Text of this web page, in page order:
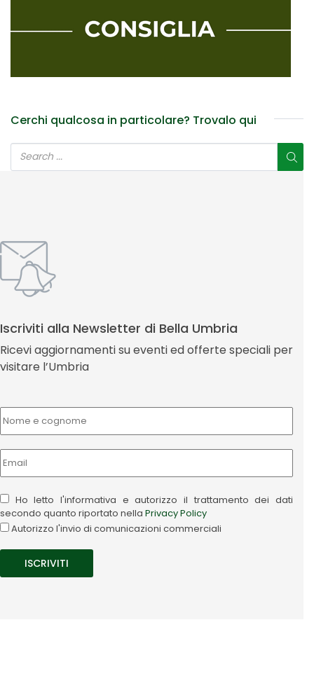
Cerchi qualcosa in particolare? Trovalo qui
Iscriviti alla Newsletter di Bella Umbria
Ricevi aggiornamenti su eventi ed offerte speciali per
visitare l’Umbria
Ho letto l'informativa e autorizzo il trattamento dei dati
secondo quanto riportato nella Privacy Policy
Autorizzo l'invio di comunicazioni commerciali